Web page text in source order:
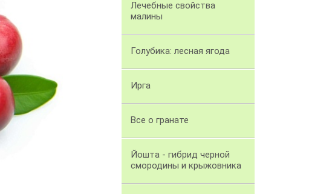
Лечебные свойства
малины
Голубика: лесная ягода
Ирга
Все о гранате
Йошта - гибрид черной
смородины и крыжовника